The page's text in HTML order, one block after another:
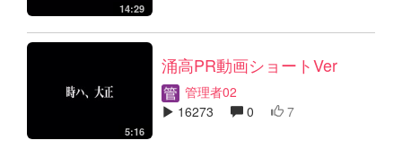
14:29
5:16
涌高PR動画ショートVer
管理者02
16273
0 7